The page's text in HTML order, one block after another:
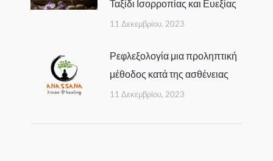
Ταξίδι Ισορροπίας και Ευεξίας
11 Δεκεμβρίου, 2023
Ρεφλεξολογία μια προληπτική
μέθοδος κατά της ασθένειας
11 Δεκεμβρίου, 2023